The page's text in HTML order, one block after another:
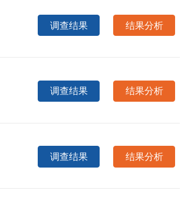
调查结果 结果分析
调查结果 结果分析
调查结果 结果分析